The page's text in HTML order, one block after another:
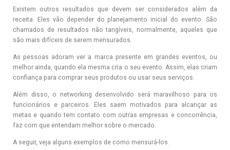
Existem outros resultados que devem ser considerados além da
receita. Eles vão depender do planejamento inicial do evento. São
chamados de resultados não tangíveis, normalmente, aqueles que
são mais difíceis de serem mensurados.
As pessoas adoram ver a marca presente em grandes eventos, ou
melhor ainda, quando ela mesma cria o seu evento. Assim, elas criam
confiança para comprar seus produtos ou usar seus serviços.
Além disso, o networking desenvolvido será maravilhoso para os
funcionários e parceiros. Eles saem motivados para alcançar as
metas e quando tem contato com outras empresas e concorrência,
faz com que entendam melhor sobre o mercado.
A seguir, veja alguns exemplos de como mensurá-los.